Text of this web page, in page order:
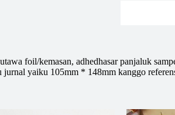
foil/kemasan, adhedhasar panjaluk
yaiku 105mm * 148mm kanggo